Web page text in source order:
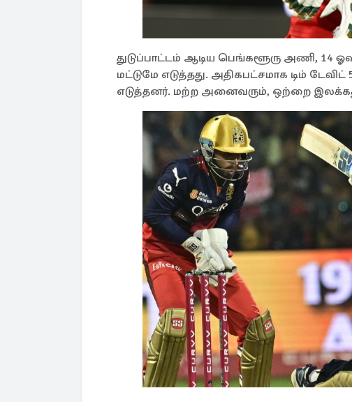
துடுப்பாட்டம் ஆடிய பெங்களூரு அணி, 14
மட்டுமே எடுத்தது. அதிகபட்சமாக டிம்
எடுத்தனர். மற்ற அனைவரும், ஒற்றை